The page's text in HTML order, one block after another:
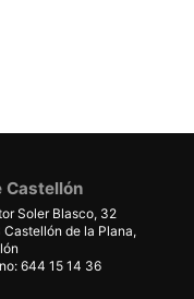
Castellón
Soler Blasco, 32
de la Plana,
644 15 14 36